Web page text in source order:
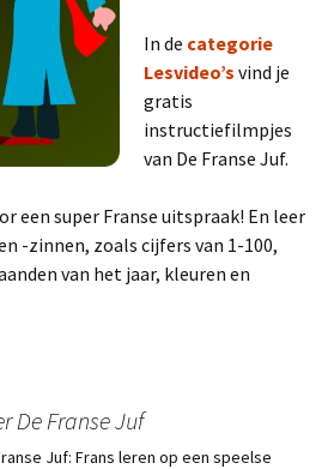
In de categorie
Lesvideo’s vind je
gratis
instructiefilmpjes
van De Franse Juf.
een super Franse uitspraak! En leer
-zinnen, zoals cijfers van 1-100,
van het jaar, kleuren en
De Franse Juf
Juf: Frans leren op een speelse